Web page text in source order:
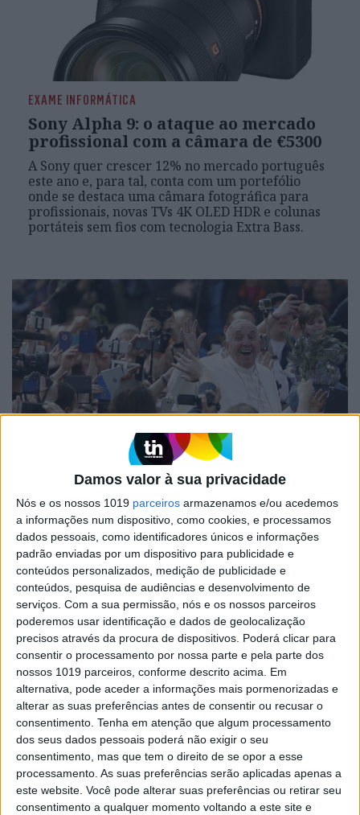
Damos valor à sua privacidade
Nós e os nossos 1019 parceiros armazenamos e/ou acedemos
a informações num dispositivo, como cookies, e processamos
dados pessoais, como identificadores únicos e informações
padrão enviadas por um dispositivo para publicidade e
conteúdos personalizados, medição de publicidade e
conteúdos, pesquisa de audiências e desenvolvimento de
serviços. Com a sua permissão, nós e os nossos parceiros
poderemos usar identificação e dados de geolocalização
precisos através da procura de dispositivos. Poderá clicar para
consentir o processamento por nossa parte e pela parte dos
nossos 1019 parceiros, conforme descrito acima. Em
alternativa, pode aceder a informações mais pormenorizadas e
alterar as suas preferências antes de consentir ou recusar o
consentimento. Tenha em atenção que algum processamento
dos seus dados pessoais poderá não exigir o seu
consentimento, mas que tem o direito de se opor a esse
processamento. As suas preferências serão aplicadas apenas a
este website. Você pode alterar suas preferências ou retirar seu
consentimento a qualquer momento voltando a este site e
EXAME INFORMÁTICA
Sony Alpha 9: o ataque ao mercado
profissional com a câmara de €5300
A Sony quer crescer 12% no mercado português
este ano e, para tal, conta com um portefólio
onde se destaca uma câmara fotográfica para
profissionais, novas TVs 4K OLED HDR e colunas
portáteis sem fios com tecnologia Extra Bass.
Tudo o que precisa de saber sobre a
visita do Papa a Fátima
O programa ao pormenor das quase 23 horas
que o Papa Francisco passa em Portugal – tudo o
que precisa de saber sobre condicionamentos de
trânsito, estacionamento e medidas de segurança
Visão Júnior
VISÃO JÚNIOR